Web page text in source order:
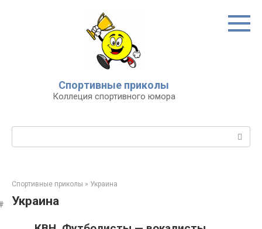
Спортивные приколы
Коллеция спортивного юмора
Спортивные приколы » Украина
Украина